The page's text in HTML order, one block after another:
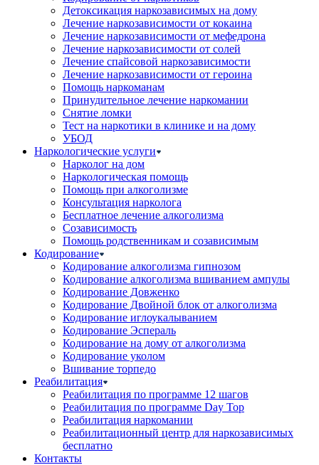
Детоксикация наркозависимых на дому
Лечение наркозависимости от кокаина
Лечение наркозависимости от мефедрона
Лечение наркозависимости от солей
Лечение спайсовой наркозависимости
Лечение наркозависимости от героина
Помощь наркоманам
Принудительное лечение наркомании
Снятие ломки
Тест на наркотики в клинике и на дому
УБОД
Наркологические услуги
Нарколог на дом
Наркологическая помощь
Помощь при алкоголизме
Консультация нарколога
Бесплатное лечение алкоголизма
Созависимость
Помощь родственникам и созависимым
Кодирование
Кодирование алкоголизма гипнозом
Кодирование алкоголизма вшиванием ампулы
Кодирование Довженко
Кодирование Двойной блок от алкоголизма
Кодирование иглоукалыванием
Кодирование Эспераль
Кодирование на дому от алкоголизма
Кодирование уколом
Вшивание торпедо
Реабилитация
Реабилитация по программе 12 шагов
Реабилитация по программе Day Top
Реабилитация наркомании
Реабилитационный центр для наркозависимых
бесплатно
Контакты